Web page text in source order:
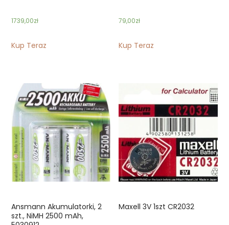
1739,00zł
Kup Teraz
79,00zł
Kup Teraz
Ansmann Akumulatorki, 2
szt., NiMH 2500 mAh,
Maxell 3V 1szt CR2032